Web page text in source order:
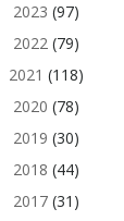
2023 (97)
2022(79)
2021 (118)
2020 (78)
2019 (30)
2018 (44)
2017(31)